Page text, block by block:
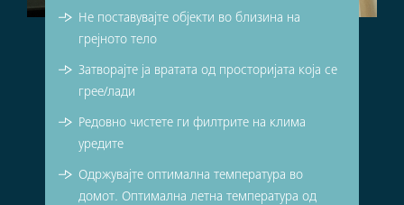
Не поставувајте објекти во близина на
грејното тело
Затворајте ја вратата од просторијата која се
грее/лади
Редовно чистете ги филтрите на клима
уредите
Одржувајте оптимална температура во
домот. Оптимална летна температура од